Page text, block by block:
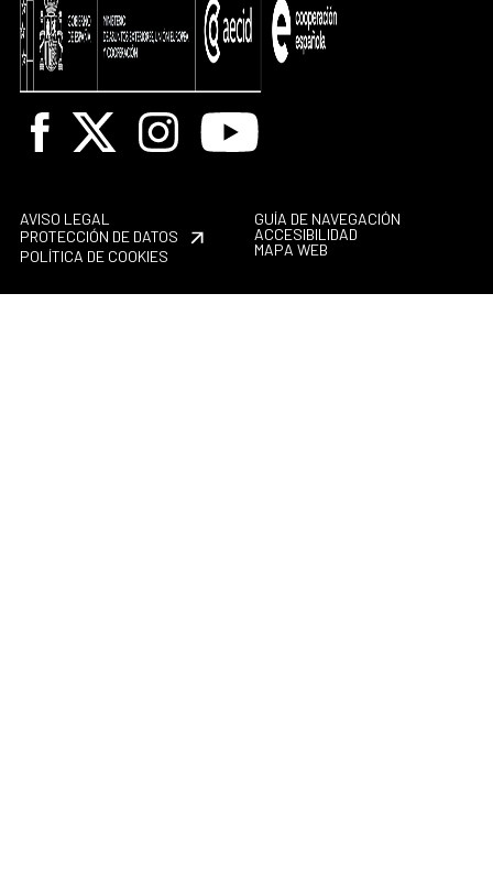
Facebook
X InstagramYoutube
AVISO LEGAL
PROTECCIÓN DE DATOS
POLÍTICA DE COOKIES
GUÍA DE NAVEGACIÓN
ACCESIBILIDAD
MAPA WEB